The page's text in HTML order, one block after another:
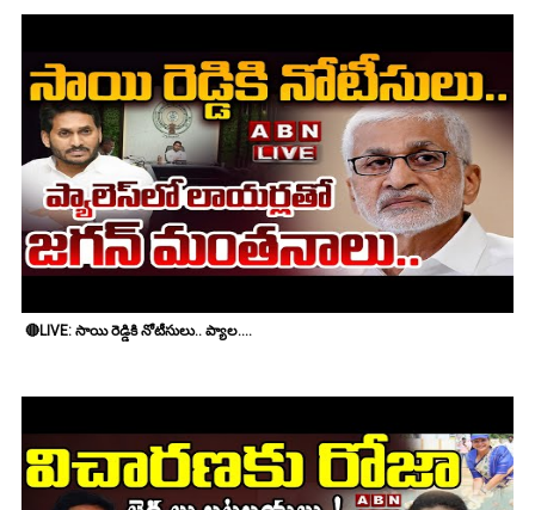
🔴LIVE: సాయి రెడ్డికి నోటీసులు.. ప్యాల....